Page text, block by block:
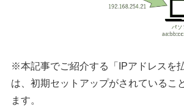
※本記事でご紹介する「IPアドレスを
は、初期セットアップがされているこ
ます。